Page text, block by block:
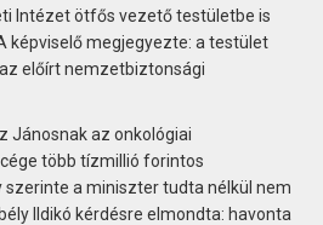
Intézet ötfős vezető testületbe is
képviselő megjegyezte: a testület
előírt nemzetbiztonsági
Jánosnak az onkológiai
több tízmillió forintos
a miniszter tudta nélkül nem
Ildikó kérdésre elmondta: havonta